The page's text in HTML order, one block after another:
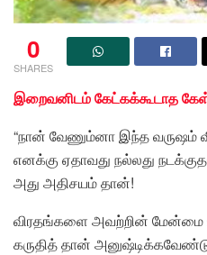
0
SHARES
இறைவனிடம் கேட்கக்கூடாத
“நான் வேணும்னா இந்த வருஷம்
எனக்கு ஏதாவது நல்லது
அது அதிசயம் தான்!
விரதங்களை அவற்றின் மேன்மை
கருதித் தான்